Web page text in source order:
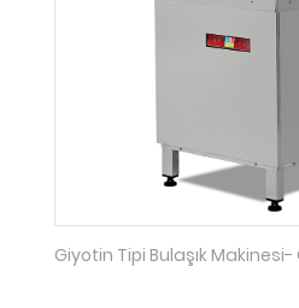
Giyotin Tipi Bulaşık Makinesi-